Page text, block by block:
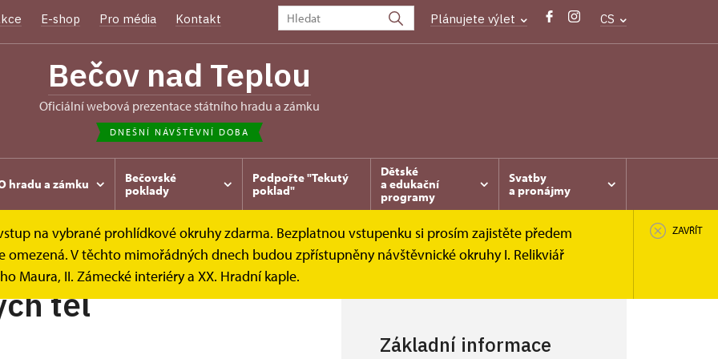
E-shop Pro média Kontakt Plánujete výlet CS
Bečov nad Teplou
oficiální webová prezentace státního hradu a zámku
DNEŠNÍ NÁVŠTĚVNÍ DOBA
hradu a zámku
Bečovské
poklady
Podpořte "Tekutý
poklad"
Dětské
a edukační
programy
Svatby
a pronájmy
na vybrané prohlídkové okruhy zdarma. Bezplatnou vstupenku si prosím zajistěte předem
V těchto mimořádných dnech budou zpřístupněny návštěvnické okruhy I. Relikviář
Maura, II. Zámecké interiéry a XX. Hradní kaple.
ZAVŘÍT
Prohlídkové okruhy Výstava Kult svatých těl
těl
Základní informace